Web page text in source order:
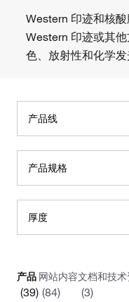
Western 印迹和核
Western 印迹或其
色、放射性和化学发
产品线
产品规格
厚度
产品
(39)
网站内容
(84)
文档和技
(3)